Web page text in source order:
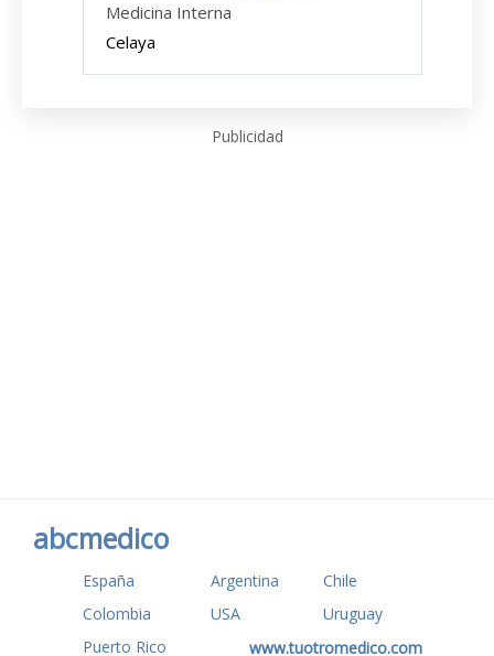
Medicina Interna
Celaya
Publicidad
abcmedico
España Argentina
Chile
Colombia
USA
Uruguay
Puerto Rico
www.tuotromedico.com